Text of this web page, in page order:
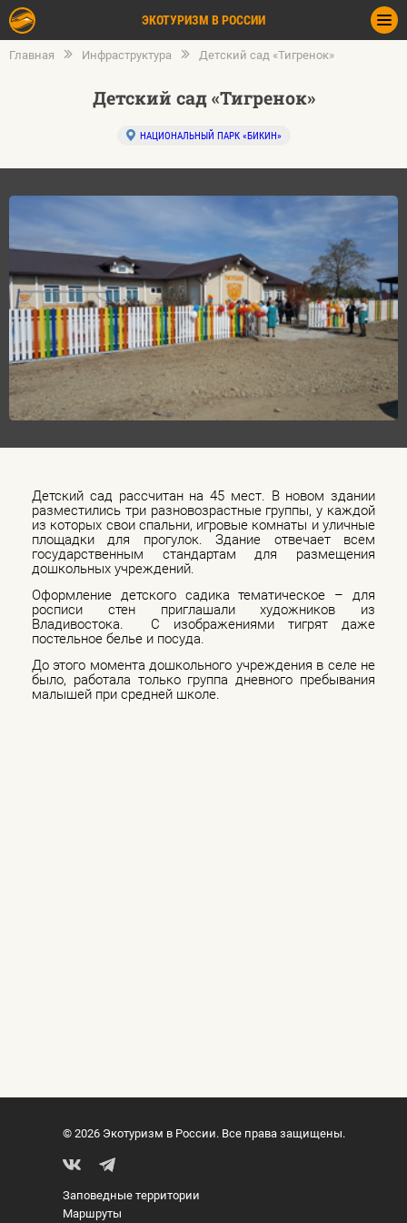
ЭКОТУРИЗМ В РОССИИ
Главная Инфраструктура Детский сад «Тигренок»
Детский сад «Тигренок»
НАЦИОНАЛЬНЫЙ ПАРК «БИКИН»
Детский сад рассчитан на 45 мест. В новом здании
разместились три разновозрастные группы, у каждой
из которых свои спальни, игровые комнаты и уличные
площадки для прогулок. Здание отвечает всем
государственным стандартам для размещения
дошкольных учреждений.
Оформление детского садика тематическое – для
росписи стен приглашали художников из
Владивостока. С изображениями тигрят даже
постельное белье и посуда.
До этого момента дошкольного учреждения в селе не
было, работала только группа дневного пребывания
малышей при средней школе.
© 2026 Экотуризм в России. Все права защищены.
Заповедные территории
Маршруты